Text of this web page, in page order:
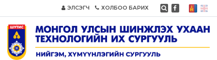
ЭЛСЭГЧ ХОЛБОО БАРИХ